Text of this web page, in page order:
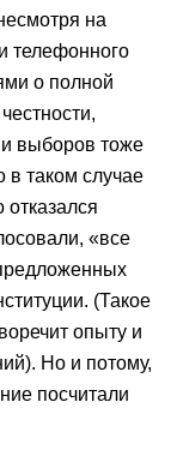
на
телефонного
о полной
выборов тоже
в таком случае
отказался
«все
(Такое
опыту и
Но и потому,
посчитали